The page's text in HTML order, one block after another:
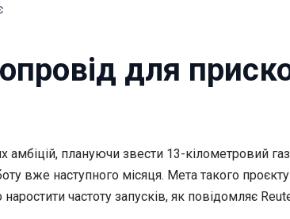
для
амбіцій, плануючи звести 13-кілометровий
вже наступного місяця. Мета такого
частоту запусків, як повідомляє